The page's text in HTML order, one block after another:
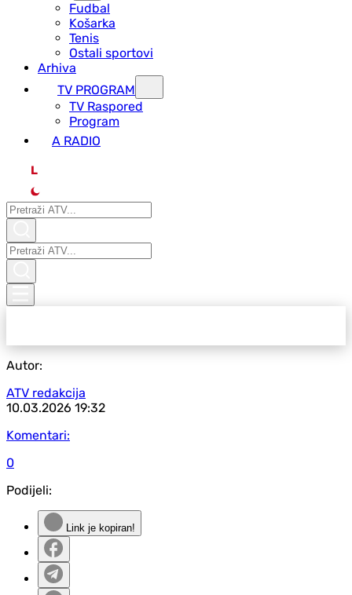
Fudbal
Košarka
Tenis
Ostali sportovi
Arhiva
TV PROGRAM
ТV Raspored
Program
A RADIO
L
Autor:
ATV redakcija
10.03.2026 19:32
Komentari:
0
Podijeli:
Link je kopiran!